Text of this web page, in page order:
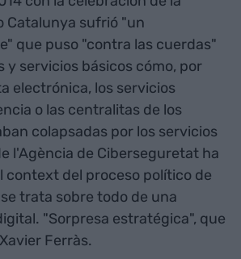
Catalunya sufrió "un
que puso "contra las cuerdas"
y servicios básicos cómo, por
electrónica, los servicios
o las centralitas de los
colapsadas por los servicios
l'Agència de Ciberseguretat ha
context del proceso político de
trata sobre todo de una
"Sorpresa estratégica", que
Ferràs.